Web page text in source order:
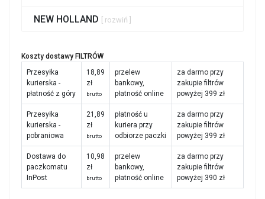
NEW HOLLAND [ rozwiń ]
Koszty dostawy FILTRÓW
Przesyłka
kurierska -
płatność z góry
18,89
zł
brutto
przelew
bankowy,
płatność online
za darmo przy
zakupie filtrów
powyżej 399 zł
Przesyłka
kurierska -
pobraniowa
21,89
zł
brutto
płatność u
kuriera przy
odbiorze paczki
za darmo przy
zakupie filtrów
powyżej 399 zł
Dostawa do
paczkomatu
InPost
10,98
zł
brutto
przelew
bankowy,
płatność online
za darmo przy
zakupie filtrów
powyżej 390 zł